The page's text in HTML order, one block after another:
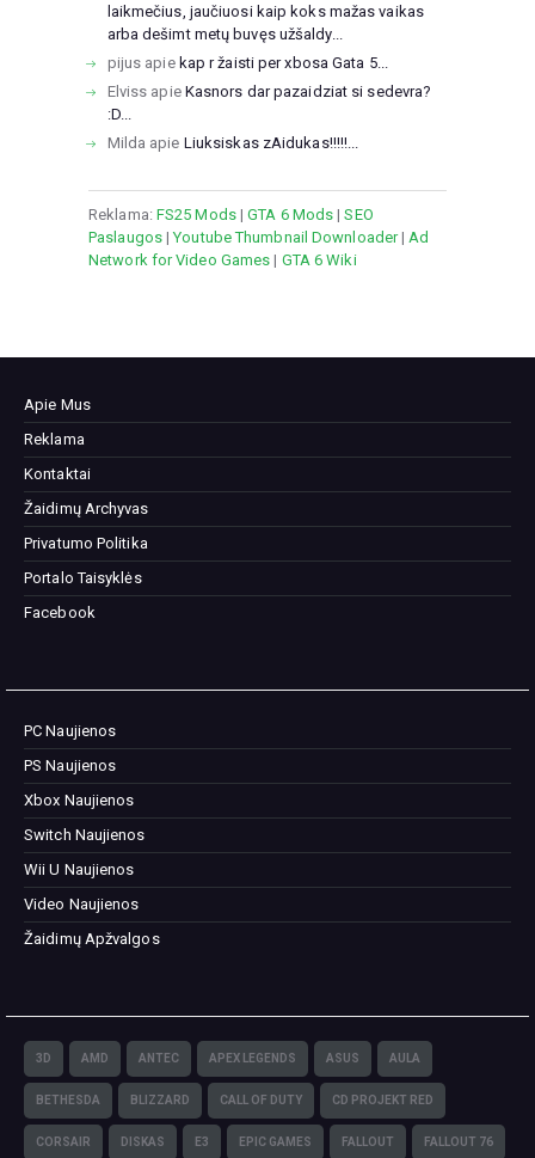
laikmečius, jaučiuosi kaip koks mažas vaikas
arba dešimt metų buvęs užšaldy...
pijus apie kap r žaisti per xbosa Gata 5...
Elviss apie Kasnors dar pazaidziat si sedevra?
:D...
Milda apie Liuksiskas zAidukas!!!!!...
Reklama: FS25 Mods|GTA 6 Mods |SEO
Paslaugos|Youtube Thumbnail Downloader|Ad
Network for Video Games | GTA 6 Wiki
Apie Mus
Reklama
Kontaktai
Žaidimų Archyvas
Privatumo Politika
Portalo Taisyklės
Facebook
PC Naujienos
PS Naujienos
Xbox Naujienos
Switch Naujienos
Wii U Naujienos
Video Naujienos
Žaidimų Apžvalgos
3D AMD ANTEC APEX LEGENDS ASUS AULA
BETHESDA BLIZZARD CALL OF DUTY CD PROJEKT RED
CORSAIR DISKAS E3 EPIC GAMES FALLOUT FALLOUT 76